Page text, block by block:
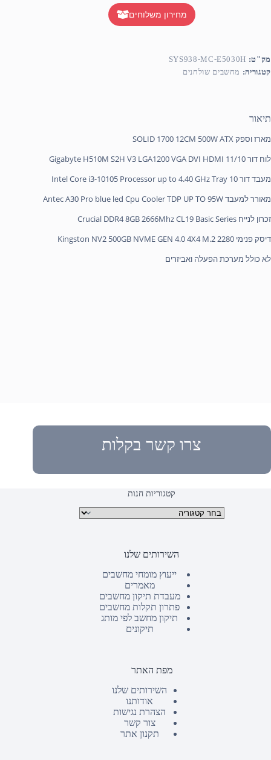
מחירון משלוחים
מק"ט: SYS938-MC-E5030H
קטגוריה: מחשבים שולחנים
תיאור
מארז וספק SOLID 1700 12CM 500W ATX
לוח דור 11/10 Gigabyte H510M S2H V3 LGA1200 VGA DVI HDMI
מעבד דור 10 Intel Core i3-10105 Processor up to 4.40 GHz Tray
מאורר למעבד Antec A30 Pro blue led Cpu Cooler TDP UP TO 95W
זכרון לנייח Crucial DDR4 8GB 2666Mhz CL19 Basic Series
דיסק פנימי Kingston NV2 500GB NVME GEN 4.0 4X4 M.2 2280
לא כולל מערכת הפעלה ואביזרים
צרו קשר בקלות
קטגוריות חנות
קטגוריות מוצרים
השירותים שלנו
ייעוץ מומחי מחשבים
מאמרים
מעבדת תיקון מחשבים
פתרון תקלות מחשבים
תיקון מחשב לפי מותג
תיקונים
מפת האתר
השירותים שלנו
אודותנו
הצהרת נגישות
צור קשר
תקנון אתר